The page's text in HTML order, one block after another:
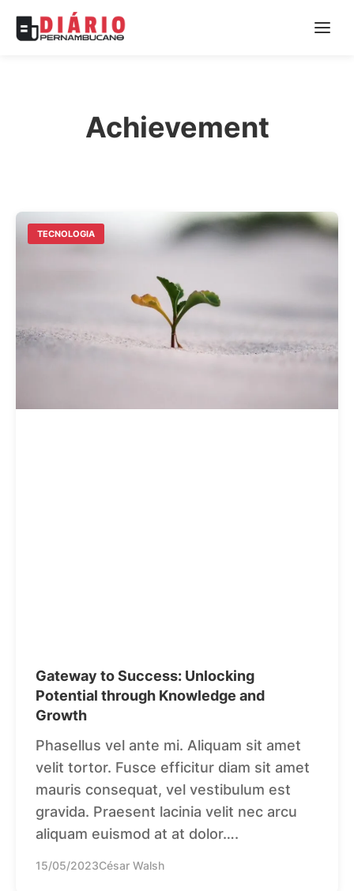
Achievement
TECNOLOGIA
Gateway to Success: Unlocking
Potential through Knowledge and
Growth
Phasellus vel ante mi. Aliquam sit amet
velit tortor. Fusce efficitur diam sit amet
mauris consequat, vel vestibulum est
gravida. Praesent lacinia velit nec arcu
aliquam euismod at at dolor….
15/05/2023César Walsh